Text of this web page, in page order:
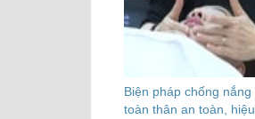
Biện pháp chống nắng
toàn thân an toàn, hiệu